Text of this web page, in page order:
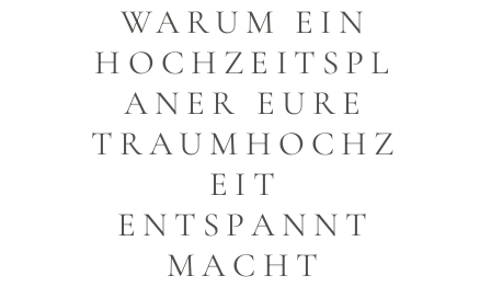
WARUM EIN
HOCHZEITSPL
ANER EURE
TRAUMHOCHZ
EIT
ENTSPANNT
MACHT